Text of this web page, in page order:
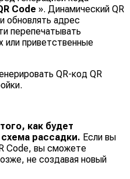
Code ». Динамический QR
обновлять адрес
перепечатывать
или приветственные
QR-код QR
как будет
рассадки. Если вы
Code, вы сможете
не создавая новый